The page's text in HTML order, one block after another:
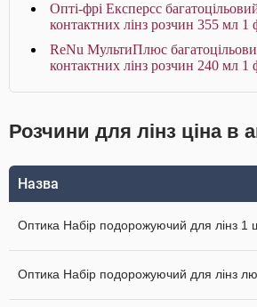
Опті-фрі Експерсс
контактних лінз розчин 355 мл 1
ReNu МультиПлюс
контактних лінз розчин 240 мл 1
Розчини для лінз ціна в
Назва
Оптика Набір подорожуючий для лінз 1
Оптика Набір подорожуючий для лінз